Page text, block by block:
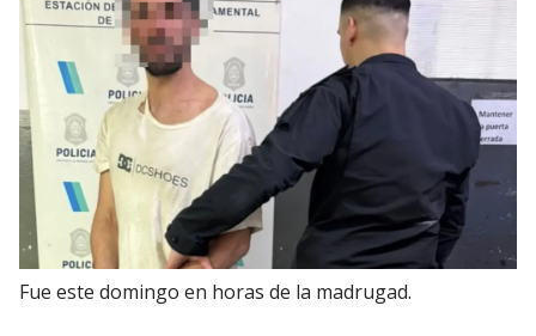
Fue este domingo en horas de la madrugad.